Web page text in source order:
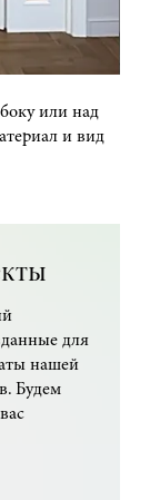
или над
и вид
для
нашей
Будем